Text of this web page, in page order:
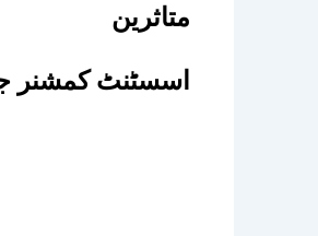
متاثرین
اسسٹنٹ کمشنر